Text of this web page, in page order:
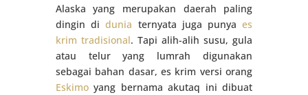
Alaska yang merupakan daerah paling
dingin didunia ternyata juga punyaes
krim tradisional. Tapi alih-alih susu, gula
atau telur yang lumrah digunakan
sebagai bahan dasar, es krim versi orang
Eskimoyang bernama akutaq ini dibuat